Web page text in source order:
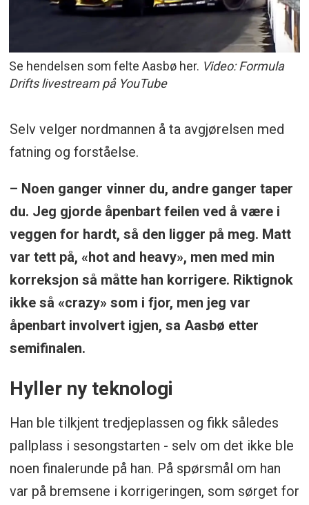
Se hendelsen som felte Aasbø her. Video: Formula
Drifts livestream på YouTube
Selv velger nordmannen å ta avgjørelsen med
fatning og forståelse.
– Noen ganger vinner du, andre ganger taper
du. Jeg gjorde åpenbart feilen ved å være i
veggen for hardt, så den ligger på meg. Matt
var tett på, «hot and heavy», men med min
korreksjon så måtte han korrigere. Riktignok
ikke så «crazy» som i fjor, men jeg var
åpenbart involvert igjen, sa Aasbø etter
semifinalen.
Hyller ny teknologi
Han ble tilkjent tredjeplassen og fikk således
pallplass i sesongstarten - selv om det ikke ble
noen finalerunde på han. På spørsmål om han
var på bremsene i korrigeringen, som sørget for